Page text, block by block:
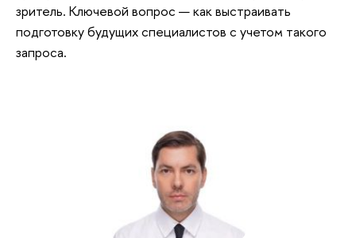
зритель. Ключевой вопрос — как выстраивать
подготовку будущих специалистов с учетом такого
запроса.